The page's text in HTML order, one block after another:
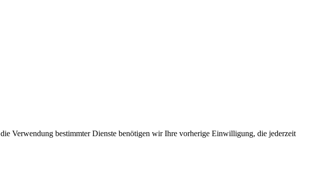
Verwendung bestimmter Dienste benötigen wir Ihre vorherige Einwilligung, die jederzeit